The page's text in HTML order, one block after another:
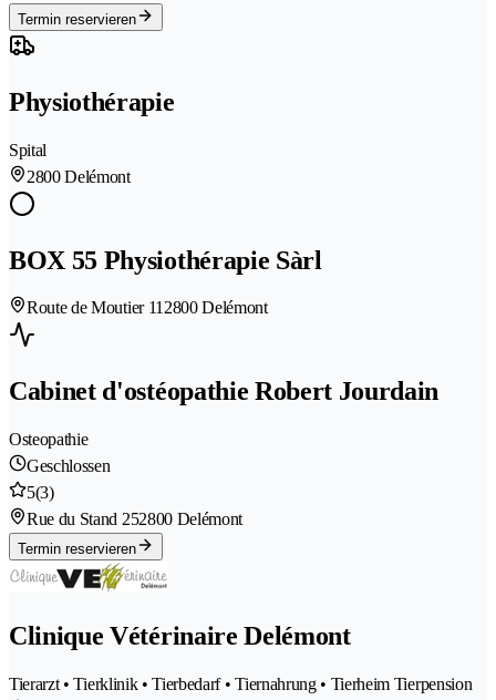
Termin reservieren
Physiothérapie
Spital
2800 Delémont
BOX 55 Physiothérapie Sàrl
Route de Moutier 112800 Delémont
Cabinet d'ostéopathie Robert Jourdain
Osteopathie
Geschlossen
5(3)
Rue du Stand 252800 Delémont
Termin reservieren
Clinique Vétérinaire Delémont
Tierarzt • Tierklinik • Tierbedarf • Tiernahrung • Tierheim Tierpension